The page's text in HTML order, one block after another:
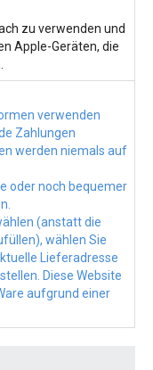
zu verwenden und
Apple-Geräten, die
verwenden
Zahlungen
werden niemals auf
oder noch bequemer
(anstatt die
wählen Sie
Lieferadresse
Diese Website
aufgrund einer